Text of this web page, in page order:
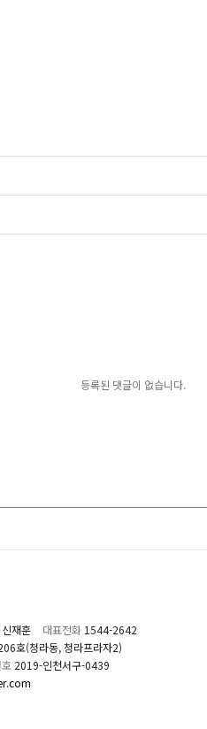
등록된 댓글이 없습니다.
신재훈 대표전화 1544-2642
호(청라동, 청라프라자2)
2019-인천서구-0439